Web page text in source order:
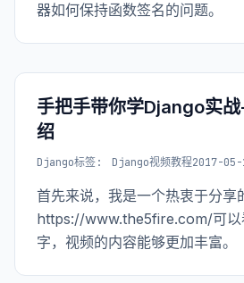
器如何保持函数签名的问题。
手把手带你学Django实
绍
Django标签: Django视频教程2017-05-
首先来说，我是一个热衷于分享
https://www.the5fire.com/可以
字，视频的内容能够更加丰富。